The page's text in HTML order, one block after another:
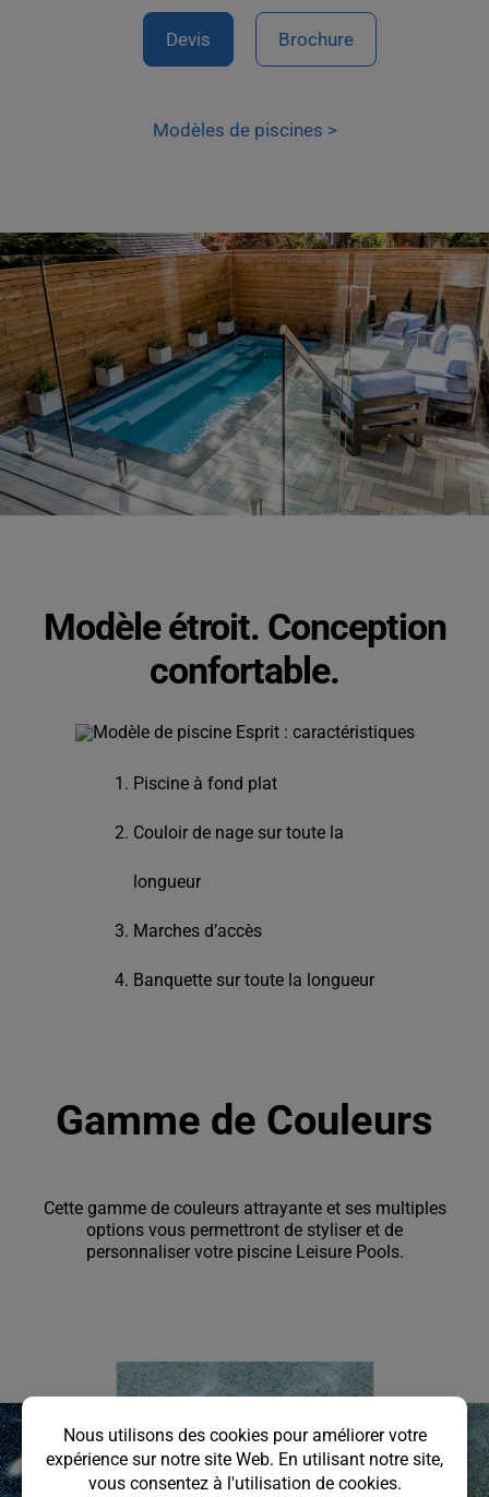
Devis Brochure
Modèles de piscines >
Modèle étroit. Conception
confortable.
Piscine à fond plat
Couloir de nage sur toute la
longueur
Marches d’accès
Banquette sur toute la longueur
Gamme de Couleurs
Cette gamme de couleurs attrayante et ses multiples
options vous permettront de styliser et de
personnaliser votre piscine Leisure Pools.